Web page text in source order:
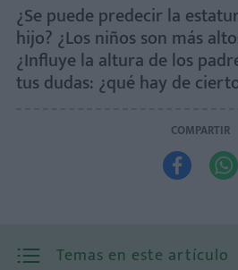
¿Se puede predecir la
hijo? ¿Los niños son más
¿Influye la altura de los
tus dudas: ¿qué hay de
COMPARTIR
 
Temas en este artículo